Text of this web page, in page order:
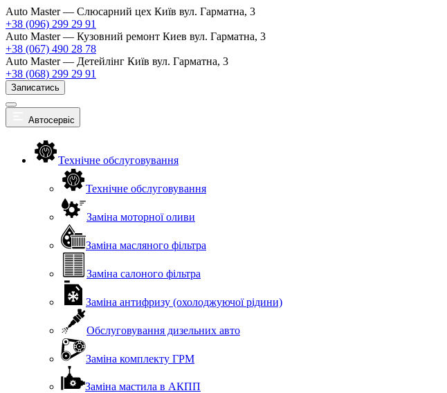
Auto Master — Слюсарний цех Київ вул. Гарматна, 3
+38 (096) 299 29 91
Auto Master — Кузовний ремонт Киев вул. Гарматна, 3
+38 (067) 490 28 78
Auto Master — Детейлінг Київ вул. Гарматна, 3
+38 (068) 299 29 91
Записатись
Автосервіс
Технічне обслуговування
Технічне обслуговування
Заміна моторної оливи
Заміна масляного фільтра
Заміна салоного фільтра
Заміна антифризу (охолоджуючої рідини)
Обслуговування дизельних авто
Заміна комплекту ГРМ
Заміна мастила в АКПП